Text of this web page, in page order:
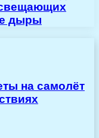
дыры
на самолёт